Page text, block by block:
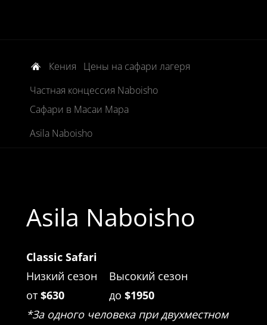
Кения
Цены на сафари лагеря
Частная концессия Naboisho
Сафари в Масаи Мара
Asila Naboisho
Asila Naboisho
Classic Safari
Низкий сезон
от$630
Высокий сезон
до $1950
*За одного человека при двухместном